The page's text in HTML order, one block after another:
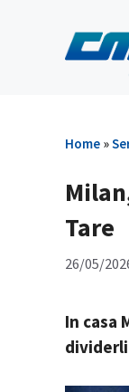
contenuto
Home »
Tare
26/05/
In casa